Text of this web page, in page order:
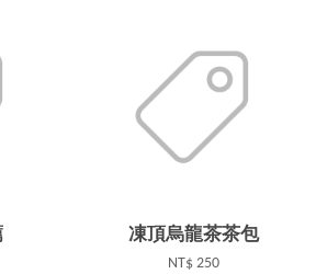
凍頂烏龍茶茶包
NT$ 250